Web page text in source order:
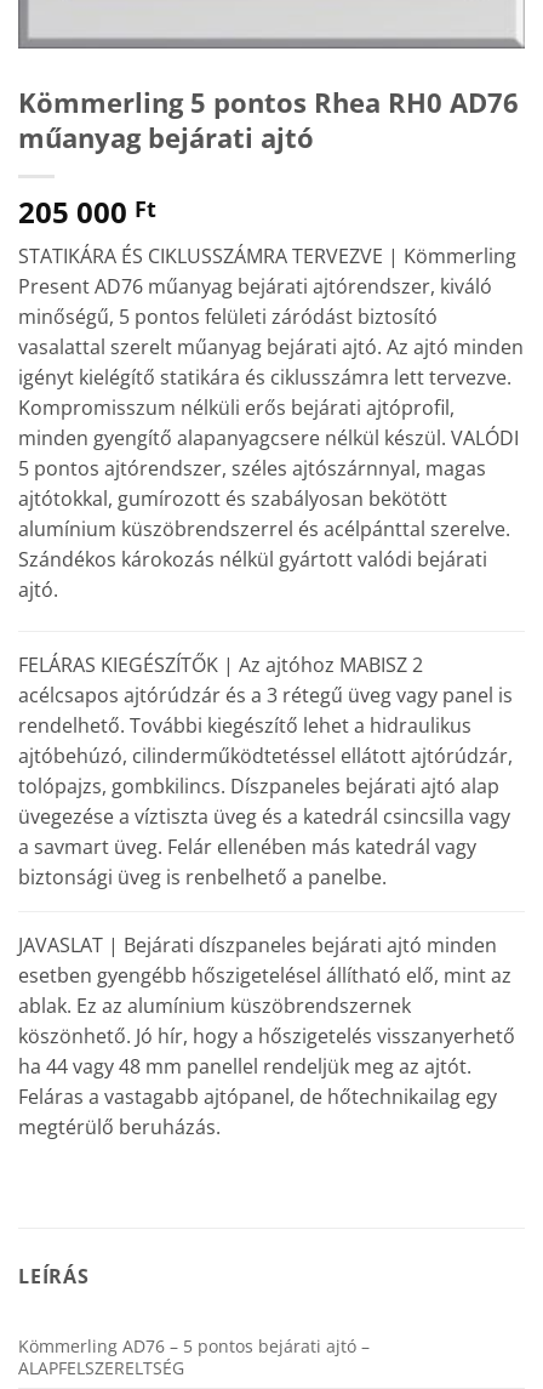
Kömmerling 5 pontos Rhea RH0 AD76
műanyag bejárati ajtó
205 000 Ft
STATIKÁRA ÉS CIKLUSSZÁMRA TERVEZVE | Kömmerling
Present AD76 műanyag bejárati ajtórendszer, kiváló
minőségű, 5 pontos felületi záródást biztosító
vasalattal szerelt műanyag bejárati ajtó. Az ajtó minden
igényt kielégítő statikára és ciklusszámra lett tervezve.
Kompromisszum nélküli erős bejárati ajtóprofil,
minden gyengítő alapanyagcsere nélkül készül. VALÓDI
5 pontos ajtórendszer, széles ajtószárnnyal, magas
ajtótokkal, gumírozott és szabályosan bekötött
alumínium küszöbrendszerrel és acélpánttal szerelve.
Szándékos károkozás nélkül gyártott valódi bejárati
ajtó.
FELÁRAS KIEGÉSZÍTŐK | Az ajtóhoz MABISZ 2
acélcsapos ajtórúdzár és a 3 rétegű üveg vagy panel is
rendelhető. További kiegészítő lehet a hidraulikus
ajtóbehúzó, cilinderműködtetéssel ellátott ajtórúdzár,
tolópajzs, gombkilincs. Díszpaneles bejárati ajtó alap
üvegezése a víztiszta üveg és a katedrál csincsilla vagy
a savmart üveg. Felár ellenében más katedrál vagy
biztonsági üveg is renbelhető a panelbe.
JAVASLAT | Bejárati díszpaneles bejárati ajtó minden
esetben gyengébb hőszigetelésel állítható elő, mint az
ablak. Ez az alumínium küszöbrendszernek
köszönhető. Jó hír, hogy a hőszigetelés visszanyerhető
ha 44 vagy 48 mm panellel rendeljük meg az ajtót.
Feláras a vastagabb ajtópanel, de hőtechnikailag egy
megtérülő beruházás.
LEÍRÁS
Kömmerling AD76 – 5 pontos bejárati ajtó –
ALAPFELSZERELTSÉG